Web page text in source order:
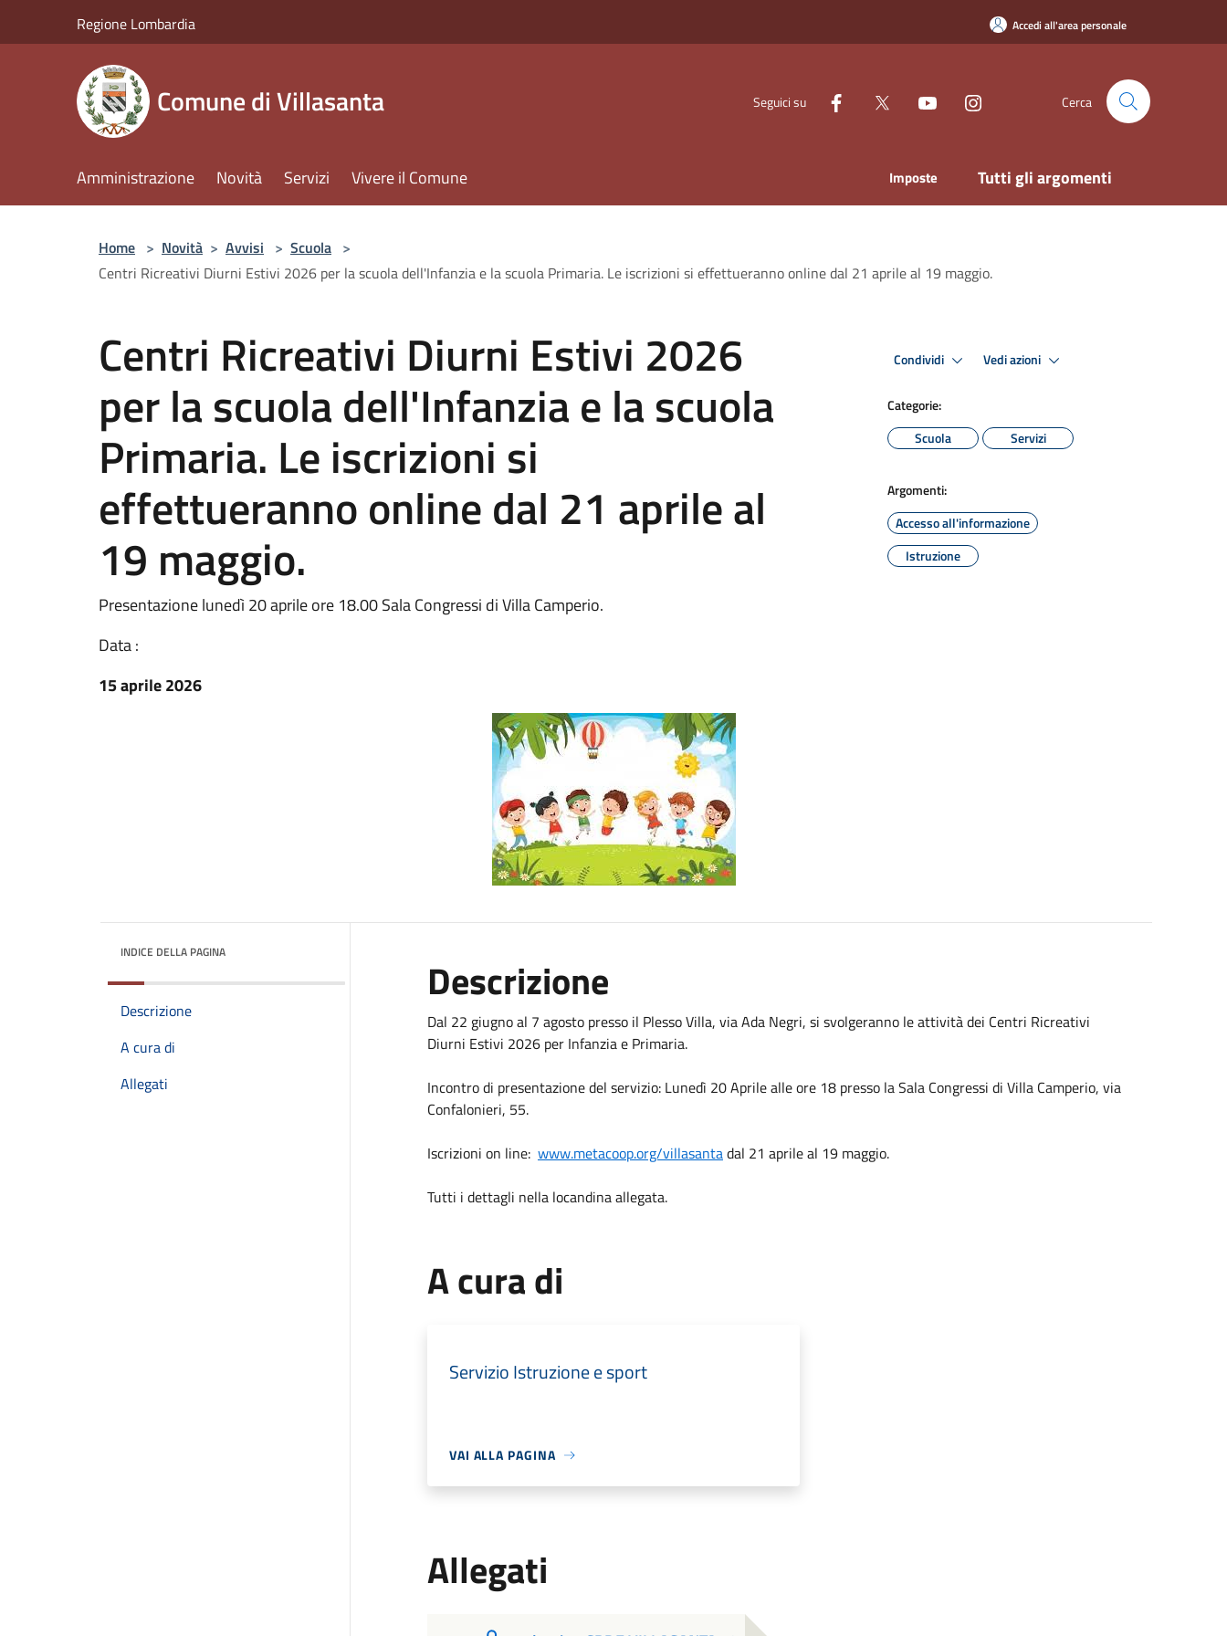
Regione Lombardia Accedi all'area personale
Comune di Villasanta Seguici su Cerca
Amministrazione Novità Servizi Vivere il Comune Imposte Tutti gli argomenti
Home > Novità > Avvisi > Scuola >
Centri Ricreativi Diurni Estivi 2026 per la scuola dell'Infanzia e la scuola Primaria. Le iscrizioni si effettueranno online dal 21 aprile al 19 maggio.
Centri Ricreativi Diurni Estivi 2026
per la scuola dell'Infanzia e la scuola
Primaria. Le iscrizioni si
effettueranno online dal 21 aprile al
19 maggio.
Presentazione lunedì 20 aprile ore 18.00 Sala Congressi di Villa Camperio.
Data :
15 aprile 2026
Condividi Vedi azioni
Categorie:
Scuola
Servizi
Argomenti:
Accesso all'informazione
Istruzione
INDICE DELLA PAGINA
Descrizione
A cura di
Allegati
Descrizione
Dal 22 giugnoal 7 agosto presso il Plesso Villa, via Ada Negri, si svolgeranno le attività dei Centri Ricreativi
Diurni Estivi 2026 per Infanzia e Primaria.
Incontro di presentazione del servizio: Lunedì 20Aprilealle ore 18 presso la Sala Congressi di Villa Camperio, via
Confalonieri, 55.
Iscrizioni on line: www.metacoop.org/villasantadal 21 aprileal 19 maggio.
Tutti i dettagli nella locandina allegata.
A cura di
Servizio Istruzione e sport
VAI ALLA PAGINA
Allegati